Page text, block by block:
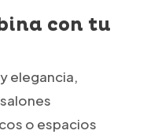
con tu
elegancia,
o espacios